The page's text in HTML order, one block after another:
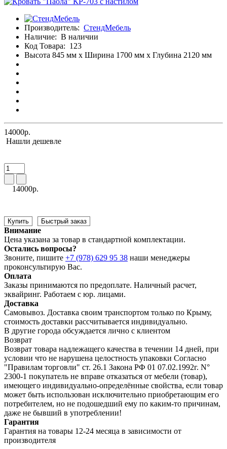
Производитель: СтендМебель
Наличие: В наличии
Код Товара: 123
Высота 845 мм x Ширина 1700 мм x Глубина 2120 мм
14000р.
Нашли дешевле
14000р.
Купить Быстрый заказ
Внимание
Цена указана за товар в стандартной комплектации.
Остались вопросы?
Звоните, пишите +7 (978) 629 95 38 наши менеджеры
проконсультирую Вас.
Оплата
Заказы принимаются по предоплате. Наличный расчет,
эквайринг. Работаем с юр. лицами.
Доставка
Самовывоз. Доставка своим транспортом только по Крыму,
стоимость доставки рассчитывается индивидуально.
В другие города обсуждается лично с клиентом
Возврат
Возврат товара надлежащего качества в течении 14 дней, при
условии что не нарушена целостность упаковки Согласно
"Правилам торговли" ст. 26.1 Закона РФ 01 07.02.1992г. N°
2300-1 покупатель не вправе отказаться от мебели (товар),
имеющего индивидуально-определённые свойства, если товар
может быть использован исключительно приобретающим его
потребителем, но не подошедший eмy по каким-то причинам,
даже не бывший в употреблении!
Гарантия
Гарантия на товары 12-24 месяца в зависимости от
производителя